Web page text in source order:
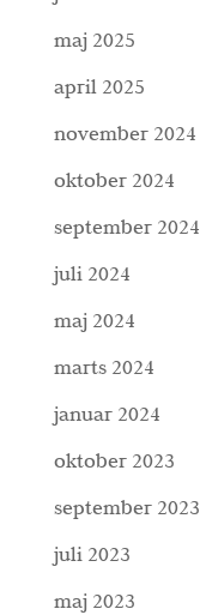
maj 2025
april 2025
november 2024
oktober 2024
september 2024
juli 2024
maj 2024
marts 2024
januar 2024
oktober 2023
september 2023
juli 2023
maj 2023